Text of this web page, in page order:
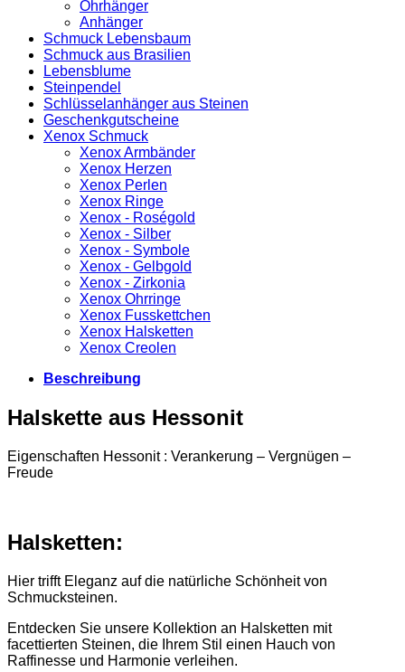
Ohrhänger
Anhänger
Schmuck Lebensbaum
Schmuck aus Brasilien
Lebensblume
Steinpendel
Schlüsselanhänger aus Steinen
Geschenkgutscheine
Xenox Schmuck
Xenox Armbänder
Xenox Herzen
Xenox Perlen
Xenox Ringe
Xenox - Roségold
Xenox - Silber
Xenox - Symbole
Xenox - Gelbgold
Xenox - Zirkonia
Xenox Ohrringe
Xenox Fusskettchen
Xenox Halsketten
Xenox Creolen
Beschreibung
Halskette aus Hessonit
Eigenschaften Hessonit : Verankerung – Vergnügen –
Freude
Halsketten:
Hier trifft Eleganz auf die natürliche Schönheit von
Schmucksteinen.
Entdecken Sie unsere Kollektion an Halsketten mit
facettierten Steinen, die Ihrem Stil einen Hauch von
Raffinesse und Harmonie verleihen.